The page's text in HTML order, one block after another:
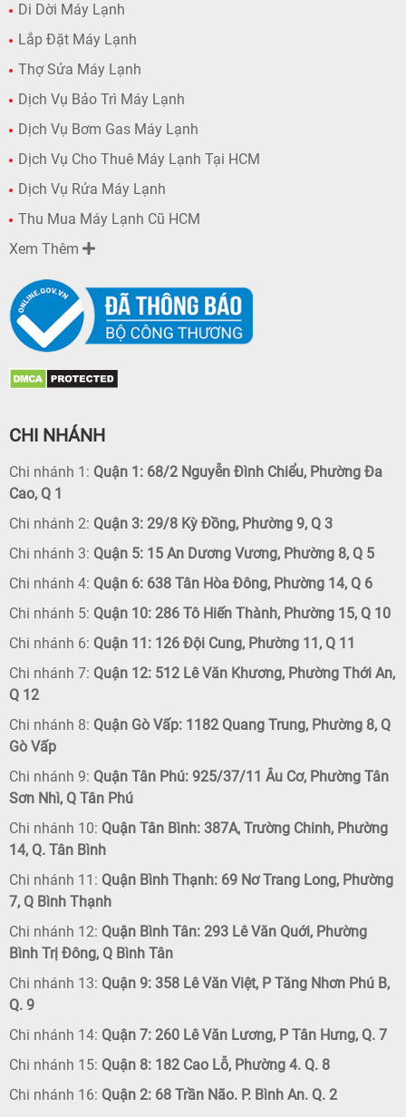
Di Dời Máy Lạnh
Lắp Đặt Máy Lạnh
Thợ Sửa Máy Lạnh
Dịch Vụ Bảo Trì Máy Lạnh
Dịch Vụ Bơm Gas Máy Lạnh
Dịch Vụ Cho Thuê Máy Lạnh Tại HCM
Dịch Vụ Rửa Máy Lạnh
Thu Mua Máy Lạnh Cũ HCM
Xem Thêm
CHI NHÁNH
Chi nhánh 1: Quận 1: 68/2 Nguyễn Đình Chiểu, Phường Đa
Cao, Q 1
Chi nhánh 2: Quận 3: 29/8 Kỳ Đồng, Phường 9, Q 3
Chi nhánh 3: Quận 5: 15 An Dương Vương, Phường 8, Q 5
Chi nhánh 4: Quận 6: 638 Tân Hòa Đông, Phường 14, Q 6
Chi nhánh 5: Quận 10: 286 Tô Hiến Thành, Phường 15, Q 10
Chi nhánh 6: Quận 11: 126 Đội Cung, Phường 11, Q 11
Chi nhánh 7: Quận 12: 512 Lê Văn Khương, Phường Thới An,
Q 12
Chi nhánh 8: Quận Gò Vấp: 1182 Quang Trung, Phường 8, Q
Gò Vấp
Chi nhánh 9: Quận Tân Phú: 925/37/11 Âu Cơ, Phường Tân
Sơn Nhì, Q Tân Phú
Chi nhánh 10: Quận Tân Bình: 387A, Trường Chinh, Phường
14, Q. Tân Bình
Chi nhánh 11: Quận Bình Thạnh: 69 Nơ Trang Long, Phường
7, Q Bình Thạnh
Chi nhánh 12: Quận Bình Tân: 293 Lê Văn Quới, Phường
Bình Trị Đông, Q Bình Tân
Chi nhánh 13: Quận 9: 358 Lê Văn Việt, P Tăng Nhơn Phú B,
Q. 9
Chi nhánh 14: Quận 7: 260 Lê Văn Lương, P Tân Hưng, Q. 7
Chi nhánh 15: Quận 8: 182 Cao Lỗ, Phường 4. Q. 8
Chi nhánh 16: Quận 2: 68 Trần Não. P. Bình An. Q. 2